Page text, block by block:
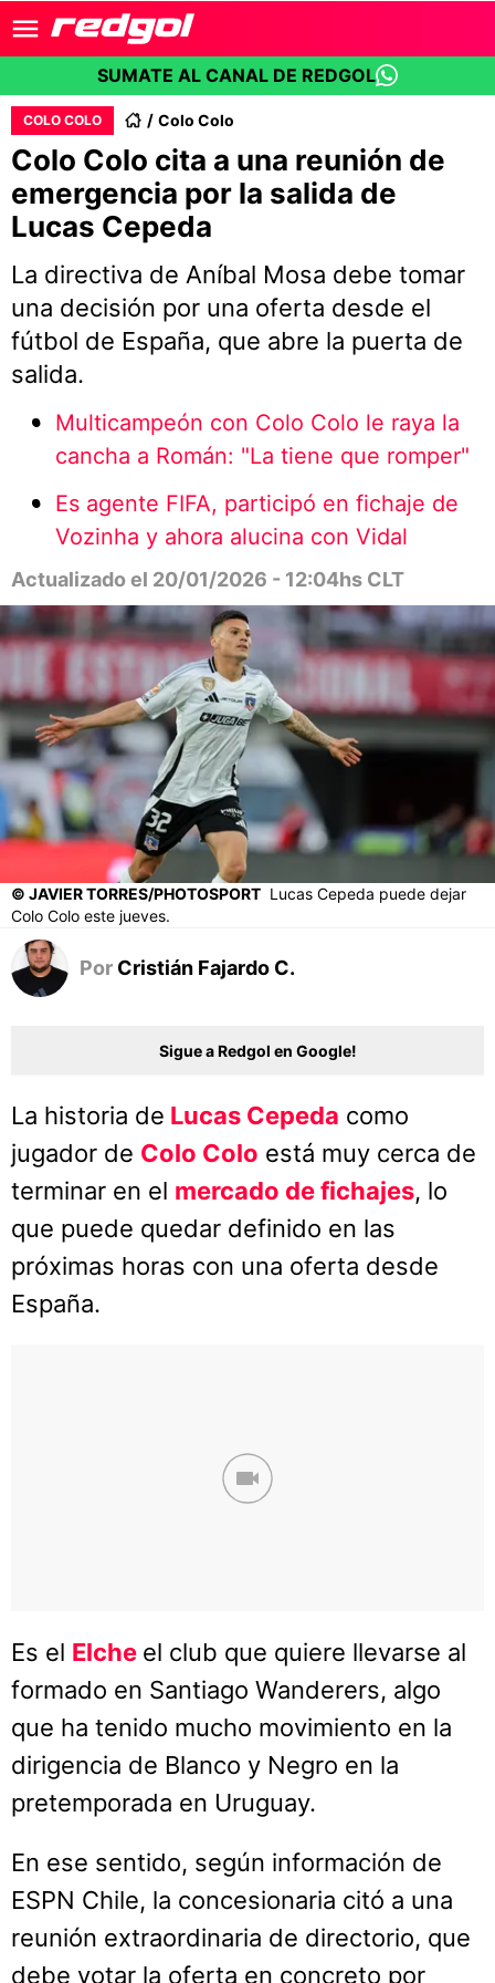
SUMATE AL CANAL DE REDGOL
COLO COLO Colo Colo
Colo Colo cita a una reunión de
emergencia por la salida de
Lucas Cepeda
La directiva de Aníbal Mosa debe tomar
una decisión por una oferta desde el
fútbol de España, que abre la puerta de
salida.
Multicampeón con Colo Colo le raya la
cancha a Román: "La tiene que romper"
Es agente FIFA, participó en fichaje de
Vozinha y ahora alucina con Vidal
Actualizado el 20/01/2026 - 12:04hs CLT
© JAVIER TORRES/PHOTOSPORT Lucas Cepeda puede dejar
Colo Colo este jueves.
Por Cristián Fajardo C.
Sigue a Redgol en Google!
La historia de Lucas Cepeda como
jugador de Colo Colo está muy cerca de
terminar en el mercado de fichajes, lo
que puede quedar definido en las
próximas horas con una oferta desde
España.
Es el Elche el club que quiere llevarse al
formado en Santiago Wanderers, algo
que ha tenido mucho movimiento en la
dirigencia de Blanco y Negro en la
pretemporada en Uruguay.
En ese sentido, según información de
ESPN Chile, la concesionaria citó a una
reunión extraordinaria de directorio, que
debe votar la oferta en concreto por